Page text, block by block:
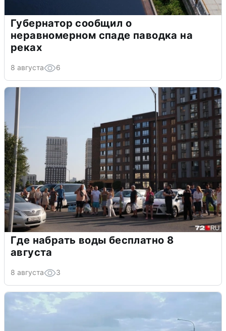
Губернатор сообщил о
неравномерном спаде паводка на
реках
8 августа 6
Где набрать воды бесплатно 8
августа
8 августа 3